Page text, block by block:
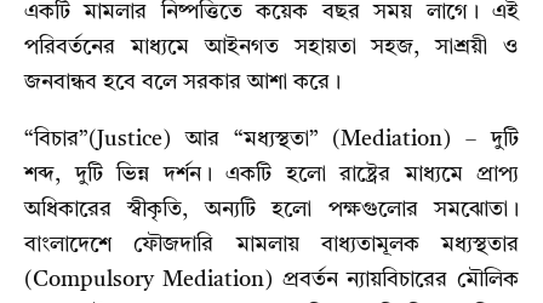
একটি মামলার নিষ্পত্তিতে কয়েক বছর সময় লাগে। এই
পরিবর্তনের মাধ্যমে আইনগত সহায়তা সহজ, সাশ্রয়ী ও
জনবান্ধব হবে বলে সরকার আশা করে।
“বিচার”(Justice) আর “মধ্যস্থতা” (Mediation) – দুটি
শব্দ, দুটি ভিন্ন দর্শন। একটি হলো রাষ্ট্রের মাধ্যমে প্রাপ্য
অধিকারের স্বীকৃতি, অন্যটি হলো পক্ষগুলোর সমঝোতা।
বাংলাদেশে ফৌজদারি মামলায় বাধ্যতামূলক মধ্যস্থতার
(Compulsory Mediation) প্রবর্তন ন্যায়বিচারের মৌলিক